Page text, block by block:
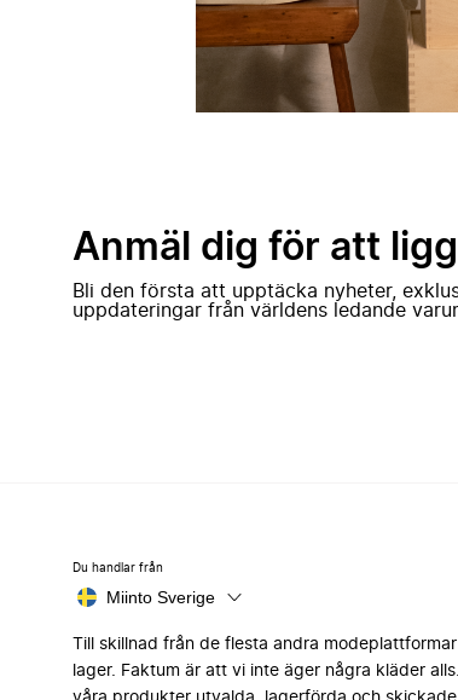
Anmäl dig för att
Bli den första att upptäcka nyheter,
uppdateringar från världens ledande
Du handlar från
Miinto Sverige
Till skillnad från de flesta andra
lager. Faktum är att vi inte äger några kläder